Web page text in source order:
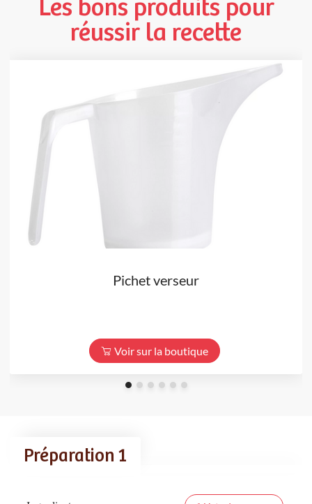
Les bons produits pour
réussir la recette
Pichet verseur
Voir sur la boutique
Préparation 1